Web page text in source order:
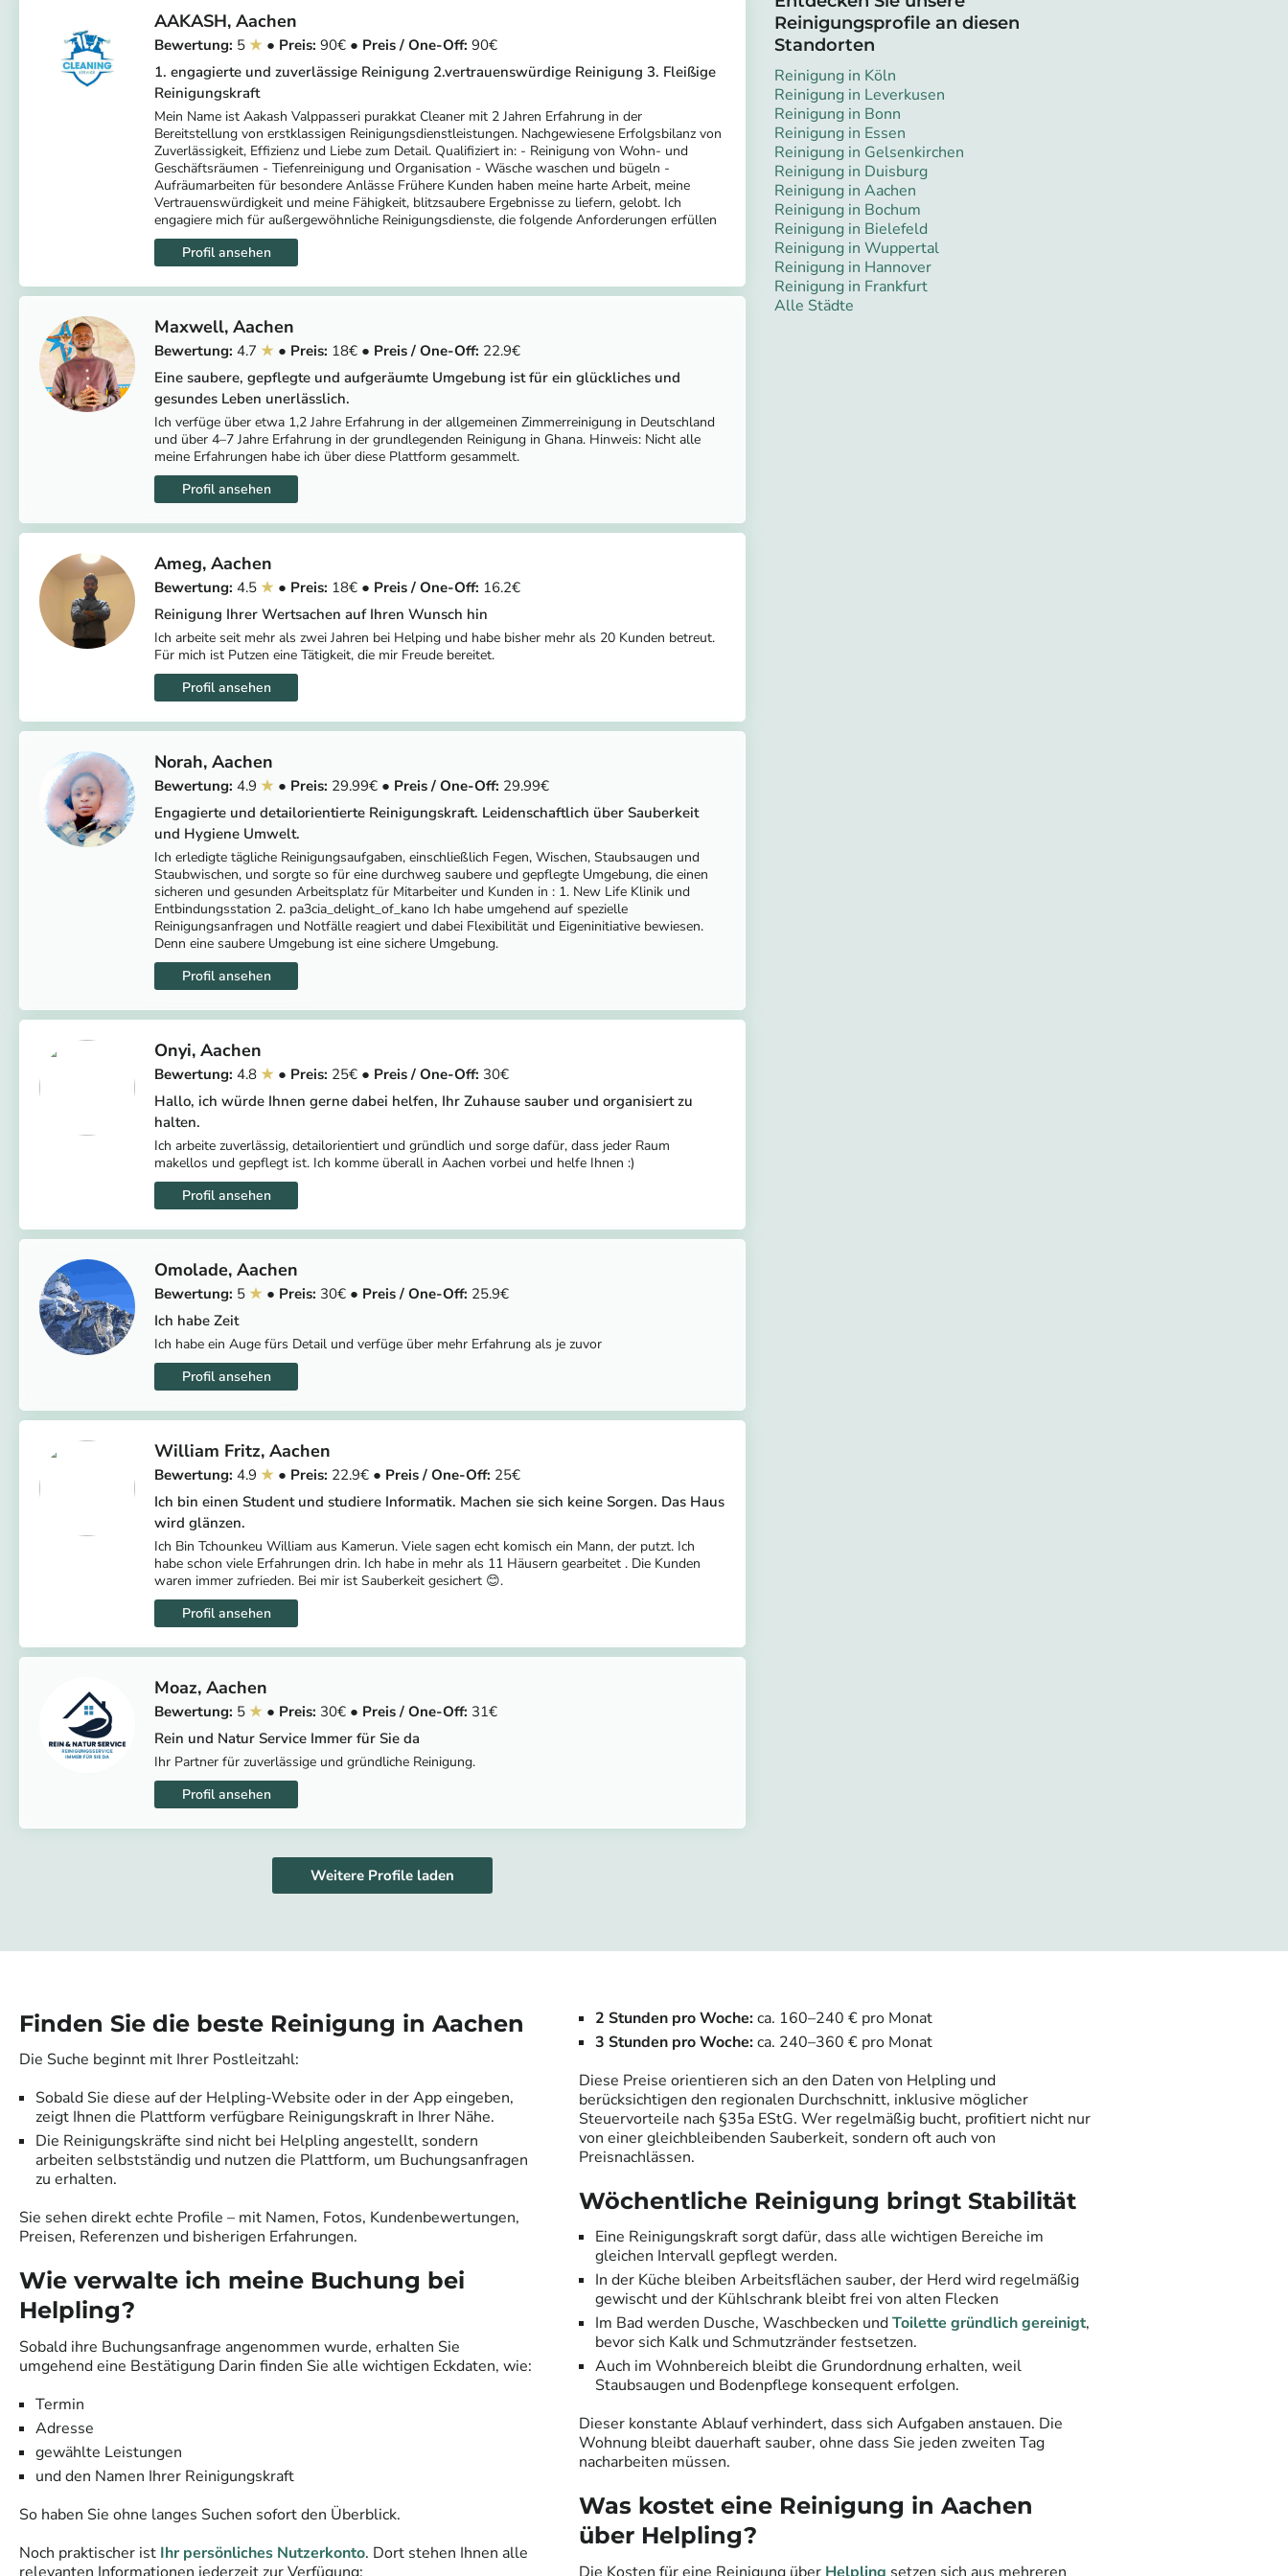
AAKASH Aachen
5 90
90
1. engagierte und zuverlässige Reinigung 2.vertrauenswürdige Reinigung 3. Fleißige
Reinigungskraft
Mein Name ist Aakash Valppasseri purakkat Cleaner mit 2 Jahren Erfahrung in der
Bereitstellung von erstklassigen Reinigungsdienstleistungen. Nachgewiesene Erfolgsbilanz von
Zuverlässigkeit, Effizienz und Liebe zum Detail. Qualifiziert in: - Reinigung von Wohn- und
Geschäftsräumen - Tiefenreinigung und Organisation - Wäsche waschen und bügeln -
Aufräumarbeiten für besondere Anlässe Frühere Kunden haben meine harte Arbeit, meine
Vertrauenswürdigkeit und meine Fähigkeit, blitzsaubere Ergebnisse zu liefern, gelobt. Ich
engagiere mich für außergewöhnliche Reinigungsdienste, die folgende Anforderungen erfüllen
Maxwell Aachen
4.7 18
22.9
Eine saubere, gepflegte und aufgeräumte Umgebung ist für ein glückliches und
gesundes Leben unerlässlich.
Ich verfüge über etwa 1,2 Jahre Erfahrung in der allgemeinen Zimmerreinigung in Deutschland
und über 4–7 Jahre Erfahrung in der grundlegenden Reinigung in Ghana. Hinweis: Nicht alle
meine Erfahrungen habe ich über diese Plattform gesammelt.
Ameg Aachen
4.5 18
16.2
Reinigung Ihrer Wertsachen auf Ihren Wunsch hin
Ich arbeite seit mehr als zwei Jahren bei Helping und habe bisher mehr als 20 Kunden betreut.
Für mich ist Putzen eine Tätigkeit, die mir Freude bereitet.
Norah Aachen
4.9 29.99
29.99
Engagierte und detailorientierte Reinigungskraft. Leidenschaftlich über Sauberkeit
und Hygiene Umwelt.
Ich erledigte tägliche Reinigungsaufgaben, einschließlich Fegen, Wischen, Staubsaugen und
Staubwischen, und sorgte so für eine durchweg saubere und gepflegte Umgebung, die einen
sicheren und gesunden Arbeitsplatz für Mitarbeiter und Kunden in : 1. New Life Klinik und
Entbindungsstation 2. pa3cia_delight_of_kano Ich habe umgehend auf spezielle
Reinigungsanfragen und Notfälle reagiert und dabei Flexibilität und Eigeninitiative bewiesen.
Denn eine saubere Umgebung ist eine sichere Umgebung.
Onyi Aachen
4.8 25
30
Hallo, ich würde Ihnen gerne dabei helfen, Ihr Zuhause sauber und organisiert zu
halten.
Ich arbeite zuverlässig, detailorientiert und gründlich und sorge dafür, dass jeder Raum
makellos und gepflegt ist. Ich komme überall in Aachen vorbei und helfe Ihnen :)
Omolade Aachen
5 30
25.9
Ich habe Zeit
Ich habe ein Auge fürs Detail und verfüge über mehr Erfahrung als je zuvor
William Fritz Aachen
4.9 22.9
25
Ich bin einen Student und studiere Informatik. Machen sie sich keine Sorgen. Das Haus
wird glänzen.
Ich Bin Tchounkeu William aus Kamerun. Viele sagen echt komisch ein Mann, der putzt. Ich
habe schon viele Erfahrungen drin. Ich habe in mehr als 11 Häusern gearbeitet . Die Kunden
waren immer zufrieden. Bei mir ist Sauberkeit gesichert 😊.
Moaz Aachen
5 30
31
Rein und Natur Service Immer für Sie da
Ihr Partner für zuverlässige und gründliche Reinigung.
Weitere Profile laden
Reinigungsprofile an diesen
Standorten
Reinigung in Köln
Reinigung in Leverkusen
Reinigung in Bonn
Reinigung in Essen
Reinigung in Gelsenkirchen
Reinigung in Duisburg
Reinigung in Aachen
Reinigung in Bochum
Reinigung in Bielefeld
Reinigung in Wuppertal
Reinigung in Hannover
Reinigung in Frankfurt
Alle Städte
Finden Sie die beste Reinigung in Aachen
Die Suche beginnt mit Ihrer Postleitzahl:
Sobald Sie diese auf der Helpling-Website oder in der App eingeben,
zeigt Ihnen die Plattform verfügbare Reinigungskraft in Ihrer Nähe.
Die Reinigungskräfte sind nicht bei Helpling angestellt, sondern
arbeiten selbstständig und nutzen die Plattform, um Buchungsanfragen
zu erhalten.
Sie sehen direkt echte Profile – mit Namen, Fotos, Kundenbewertungen,
Preisen, Referenzen und bisherigen Erfahrungen.
Wie verwalte ich meine Buchung bei
Helpling?
Sobald ihre Buchungsanfrage angenommen wurde, erhalten Sie
umgehend eine Bestätigung Darin finden Sie alle wichtigen Eckdaten, wie:
Termin
Adresse
gewählte Leistungen
und den Namen Ihrer Reinigungskraft
So haben Sie ohne langes Suchen sofort den Überblick.
Noch praktischer ist Ihr persönliches Nutzerkonto. Dort stehen Ihnen alle
2 Stunden pro Woche:ca. 160–240 € pro Monat
3 Stunden pro Woche:ca. 240–360 € pro Monat
Diese Preise orientieren sich an den Daten von Helpling und
berücksichtigen den regionalen Durchschnitt, inklusive möglicher
Steuervorteile nach §35a EStG. Wer regelmäßig bucht, profitiert nicht nur
von einer gleichbleibenden Sauberkeit, sondern oft auch von
Preisnachlässen.
Wöchentliche Reinigung bringt Stabilität
Eine Reinigungskraft sorgt dafür, dass alle wichtigen Bereiche im
gleichen Intervall gepflegt werden.
In der Küche bleiben Arbeitsflächen sauber, der Herd wird regelmäßig
gewischt und der Kühlschrank bleibt frei von alten Flecken
Im Bad werden Dusche, Waschbecken undToilette gründlich gereinigt,
bevor sich Kalk und Schmutzränder festsetzen.
Auch im Wohnbereich bleibt die Grundordnung erhalten, weil
Staubsaugen und Bodenpflege konsequent erfolgen.
Dieser konstante Ablauf verhindert, dass sich Aufgaben anstauen. Die
Wohnung bleibt dauerhaft sauber, ohne dass Sie jeden zweiten Tag
nacharbeiten müssen.
Was kostet eine Reinigung in Aachen
über Helpling?